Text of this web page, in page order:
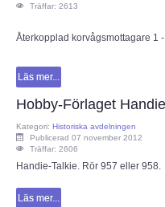
Träffar: 2613
Återkopplad korvågsmottagare 1
Läs mer...
Hobby-Förlaget
Kategori: Historiska avdelningen
Publicerad 07 november 2012
Träffar: 2606
Handie-Talkie. Rör 957 eller 958.
Läs mer...